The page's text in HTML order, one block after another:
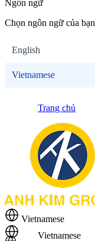
Ngôn ngữ
Chọn ngôn ngữ của bạn
English
Vietnamese
Trang chủ
Vietnamese
Vietnamese